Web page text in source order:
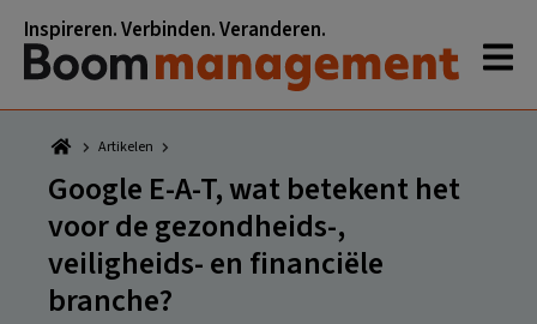
naar
hoofdnavigatie
naar
hoofd
inhoud
naar
eerste
sidebar
naar
voettekst
Inspireren. Verbinden. Veranderen.
Artikelen
Google E-A-T, wat betekent het
voor de gezondheids-,
veiligheids- en financiële
branche?